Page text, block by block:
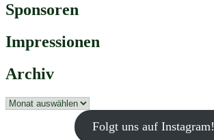
Sponsoren
Impressionen
Archiv
Archiv
Folgt uns auf Instagram!